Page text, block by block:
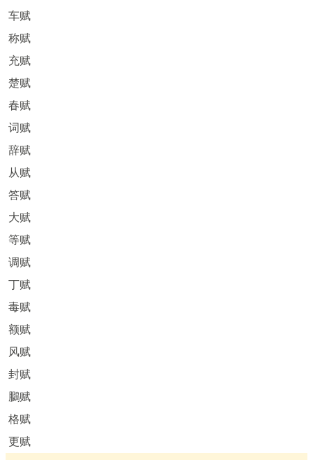
车赋
称赋
充赋
楚赋
春赋
词赋
辞赋
从赋
答赋
大赋
等赋
调赋
丁赋
毒赋
额赋
风赋
封赋
鵩赋
格赋
更赋